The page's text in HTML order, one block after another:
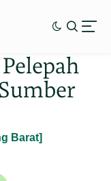
Barat]